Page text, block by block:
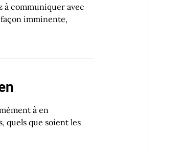
à communiquer avec
imminente,
à en
quels que soient les